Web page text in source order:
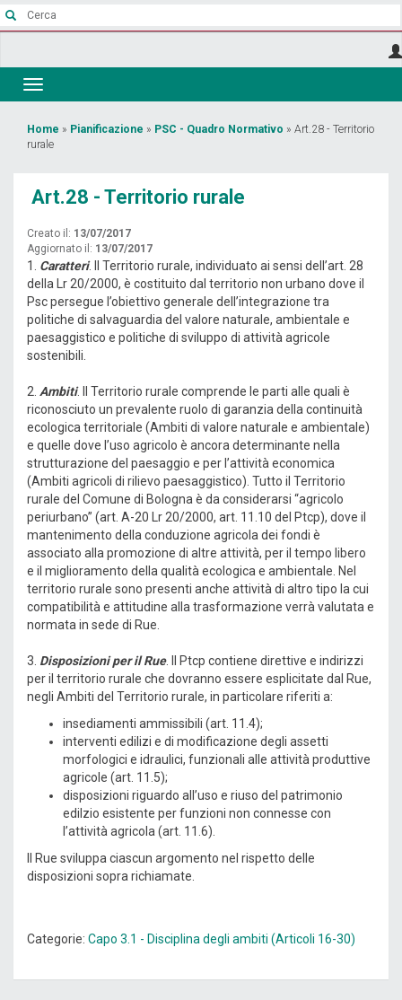
Salta
Toggle
navigation
Tu
qui
Home » Pianificazione » PSC - Quadro Normativo » Art.28 - Territorio
rurale
Art.28 - Territorio rurale
Creato il: 13/07/2017
Aggiornato il: 13/07/2017
1. Caratteri. Il Territorio rurale, individuato ai sensi dell’art. 28
della Lr 20/2000, è costituito dal territorio non urbano dove il
Psc persegue l’obiettivo generale dell’integrazione tra
politiche di salvaguardia del valore naturale, ambientale e
paesaggistico e politiche di sviluppo di attività agricole
sostenibili.
2. Ambiti. Il Territorio rurale comprende le parti alle quali è
riconosciuto un prevalente ruolo di garanzia della continuità
ecologica territoriale (Ambiti di valore naturale e ambientale)
e quelle dove l’uso agricolo è ancora determinante nella
strutturazione del paesaggio e per l’attività economica
(Ambiti agricoli di rilievo paesaggistico). Tutto il Territorio
rurale del Comune di Bologna è da considerarsi “agricolo
periurbano” (art. A-20 Lr 20/2000, art. 11.10 del Ptcp), dove il
mantenimento della conduzione agricola dei fondi è
associato alla promozione di altre attività, per il tempo libero
e il miglioramento della qualità ecologica e ambientale. Nel
territorio rurale sono presenti anche attività di altro tipo la cui
compatibilità e attitudine alla trasformazione verrà valutata e
normata in sede di Rue.
3. Disposizioni per il Rue. Il Ptcp contiene direttive e indirizzi
per il territorio rurale che dovranno essere esplicitate dal Rue,
negli Ambiti del Territorio rurale, in particolare riferiti a:
insediamenti ammissibili (art. 11.4);
interventi edilizi e di modificazione degli assetti
morfologici e idraulici, funzionali alle attività produttive
agricole (art. 11.5);
disposizioni riguardo all’uso e riuso del patrimonio
edilzio esistente per funzioni non connesse con
l’attività agricola (art. 11.6).
Il Rue sviluppa ciascun argomento nel rispetto delle
disposizioni sopra richiamate.
Categorie: Capo 3.1 - Disciplina degli ambiti (Articoli 16-30)